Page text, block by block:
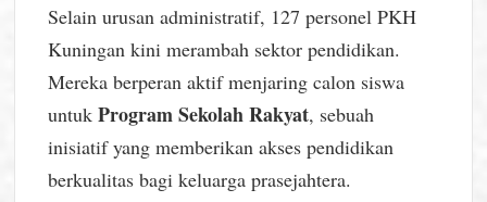
Selain urusan administratif, 127 personel PKH
Kuningan kini merambah sektor pendidikan.
Mereka berperan aktif menjaring calon siswa
untukProgram Sekolah Rakyat, sebuah
inisiatif yang memberikan akses pendidikan
berkualitas bagi keluarga prasejahtera.